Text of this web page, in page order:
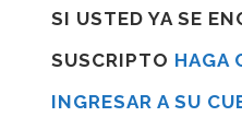
SI USTED YA SE
SUSCRIPTO HAGA
INGRESAR A SU